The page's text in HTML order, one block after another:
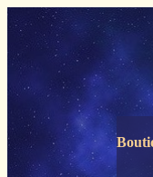
Panneau de gestion des